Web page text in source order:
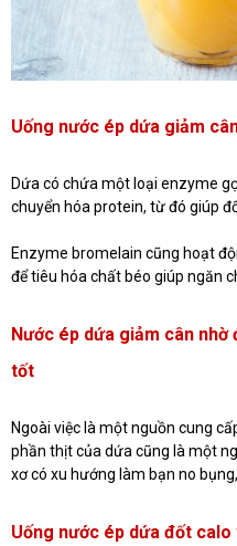
Uống nước ép dứa giảm
Dứa có chứa một loại enzyme
chuyển hóa protein, từ đó giúp
Enzyme bromelain cũng hoạt
để tiêu hóa chất béo giúp ngăn
Nước ép dứa giảm cân
tốt
Ngoài việc là một nguồn cung
phần thịt của dứa cũng là một
xơ có xu hướng làm bạn no
Uống nước ép dứa đốt